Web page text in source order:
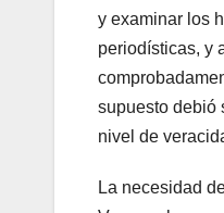
y examinar los
periodísticas, y
supuesto debió
nivel de
La necesidad